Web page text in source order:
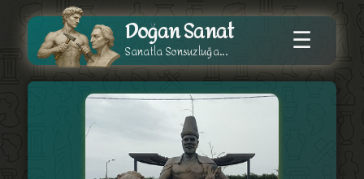
Doğan Sanat
Sanatla Sonsuzluğa... ☰